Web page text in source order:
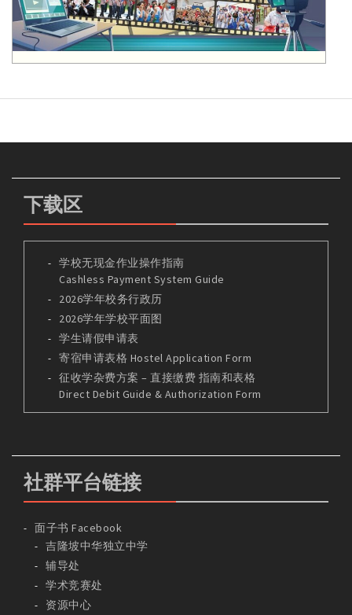
下载区
学校无现金作业操作指南
Cashless Payment System Guide
2026学年校务行政历
2026学年学校平面图
学生请假申请表
寄宿申请表格 Hostel Application Form
征收学杂费方案 – 直接缴费 指南和表格
Direct Debit Guide & Authorization Form
社群平台链接
面子书 Facebook
吉隆坡中华独立中学
辅导处
学术竞赛处
资源中心